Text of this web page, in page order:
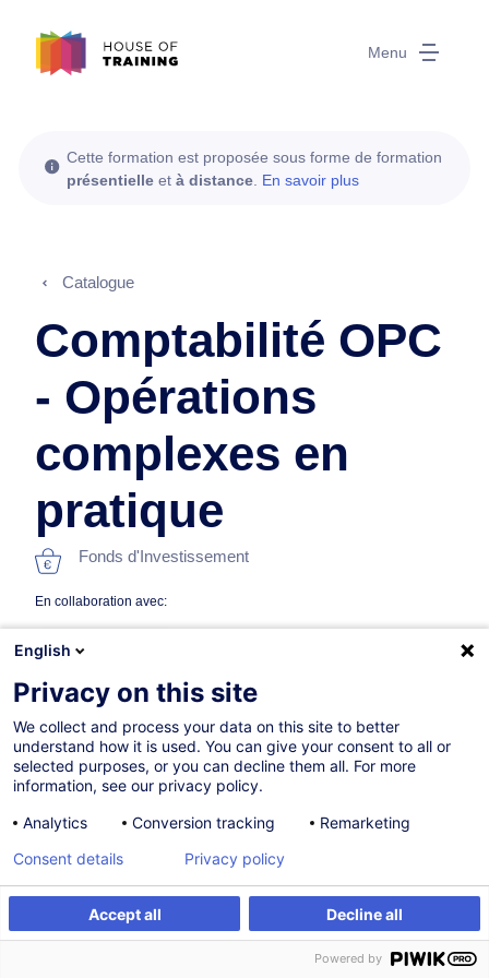
Menu
S'inscrire Formation sur mesure
Cette formation est proposée sous forme de formation
présentielle et à distance En savoir plus
Catalogue
Comptabilité OPC
- Opérations
complexes en
pratique
Fonds d'Investissement
En collaboration avec:
Sur demande
Formation présentielle
Formation à distance
Cours du jour
English
Privacy on this site
We collect and process your data on this site to better
understand how it is used. You can give your consent to all or
selected purposes, or you can decline them all. For more
information, see our privacy policy.
Analytics
Conversion tracking Remarketing
Accept all Decline all
Consent details Privacy policy
Powered by